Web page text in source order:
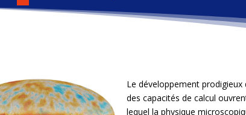
Le développement
des capacités de calcul
lequel la physique